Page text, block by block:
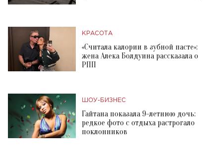
КРАСОТА
«Считала калории в зубной пасте»:
жена Алека Болдуина рассказала о
РПП
ШОУ-БИЗНЕС
Гайтана показала 9-летнюю дочь:
редкое фото с отдыха растрогало
поклонников